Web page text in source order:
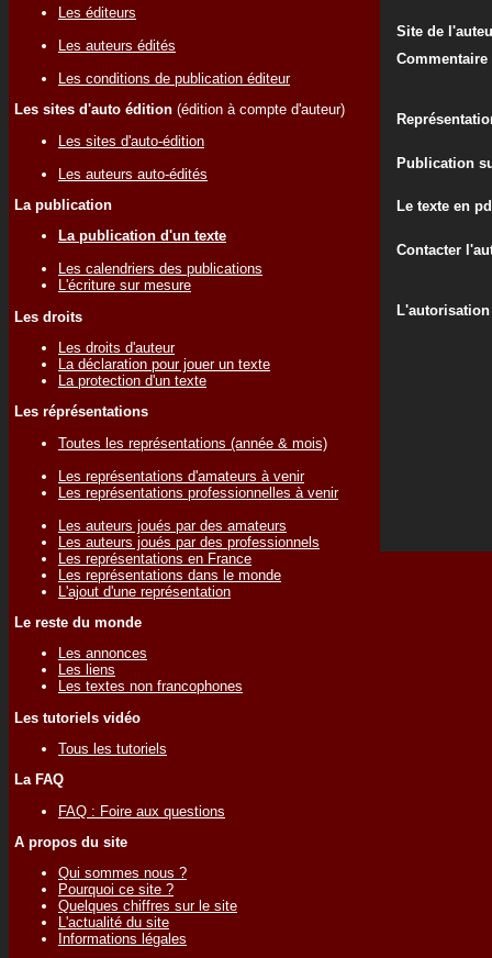
Les éditeurs
Les auteurs édités
Les conditions de publication éditeur
Les sites d'auto édition (édition à compte d'auteur)
Les sites d'auto-édition
Les auteurs auto-édités
La publication
La publication d'un texte
Les calendriers des publications
L'écriture sur mesure
Les droits
Les droits d'auteur
La déclaration pour jouer un texte
La protection d'un texte
Les réprésentations
Toutes les représentations (année & mois)
Les représentations d'amateurs à venir
Les représentations professionnelles à venir
Les auteurs joués par des amateurs
Les auteurs joués par des professionnels
Les représentations en France
Les représentations dans le monde
L'ajout d'une représentation
Le reste du monde
Les annonces
Les liens
Les textes non francophones
Les tutoriels vidéo
Tous les tutoriels
La FAQ
FAQ : Foire aux questions
A propos du site
Qui sommes nous ?
Pourquoi ce site ?
Quelques chiffres sur le site
L'actualité du site
Informations légales
Site de
Publication
Le texte en
Contacter
L'autorisation